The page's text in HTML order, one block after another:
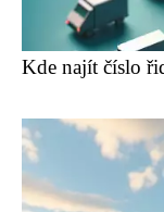
Kde najít číslo